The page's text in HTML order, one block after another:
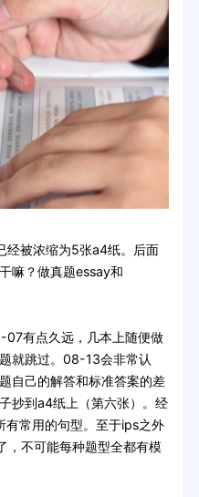
被浓缩为5张a4纸。后面
嘛？做真题essay和
有点久远，几本上随便做
就跳过。08-13会非常认
自己的解答和标准答案的差
抄到a4纸上（第六张）。经
常用的句型。至于ips之外
，不可能每种题型全都有模